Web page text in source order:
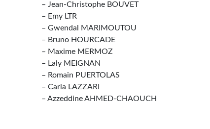
– Jean-Christophe BOUVET
– Emy LTR
– Gwendal MARIMOUTOU
– Bruno HOURCADE
– Maxime MERMOZ
– Laly MEIGNAN
– Romain PUERTOLAS
– Carla LAZZARI
– Azzeddine AHMED-CHAOUCH